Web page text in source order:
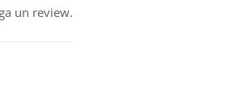
un review.